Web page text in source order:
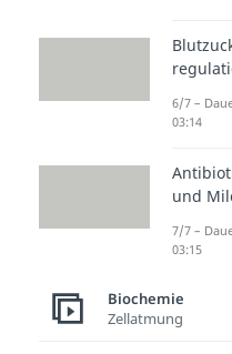
Die
150
seiner
sind weit
6/7 –
03:14
und
7/7 –
03:15
Biochemie
Zellatmung